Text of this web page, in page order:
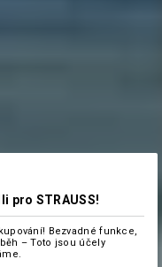
pro STRAUSS!
Bezvadné funkce,
– Toto jsou účely